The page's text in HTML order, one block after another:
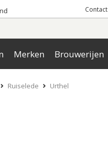
Contact
Merken Brouwerijen
Ruiselede Urthel